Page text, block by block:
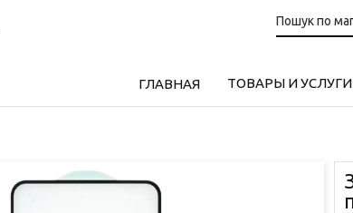
ГЛАВНАЯ ТОВАРЫ И УСЛУГИ